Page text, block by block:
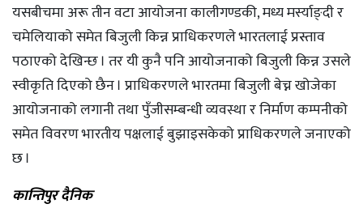
यसबीचमा अरू तीन वटा आयोजना कालीगण्डकी, मध्य मर्स्याङ्दी र
चमेलियाको समेत बिजुली किन्न प्राधिकरणले भारतलाई प्रस्ताव
पठाएको देखिन्छ । तर यी कुनै पनि आयोजनाको बिजुली किन्न उसले
स्वीकृति दिएको छैन । प्राधिकरणले भारतमा बिजुली बेच्न खोजेका
आयोजनाको लगानी तथा पुँजीसम्बन्धी व्यवस्था र निर्माण कम्पनीको
समेत विवरण भारतीय पक्षलाई बुझाइसकेको प्राधिकरणले जनाएको
छ ।
कान्तिपुर दैनिक